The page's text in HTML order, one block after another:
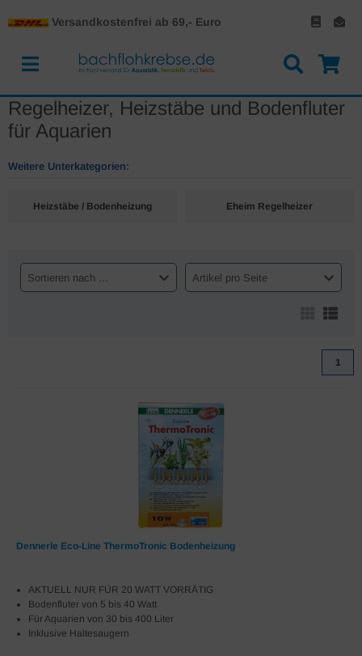
Versandkostenfrei ab 69,- Euro
Regelheizer, Heizstäbe und Bodenfluter
für Aquarien
Weitere Unterkategorien:
Heizstäbe / Bodenheizung Eheim Regelheizer
Sortieren nach ... Artikel pro Seite
1
Dennerle Eco-Line ThermoTronic Bodenheizung
AKTUELL NUR FÜR 20 WATT VORRÄTIG
Bodenfluter von 5 bis 40 Watt
Für Aquarien von 30 bis 400 Liter
Inklusive Haltesaugern